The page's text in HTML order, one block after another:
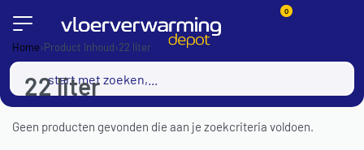
0
Home›Product Inhoud›22 liter
22 liter
Geen producten gevonden die aan je zoekcriteria voldoen.